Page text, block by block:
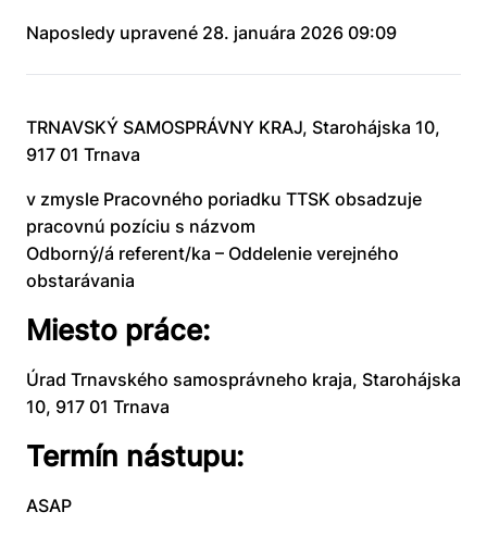
Naposledy upravené 28. januára 2026 09:09
TRNAVSKÝ SAMOSPRÁVNY KRAJ, Starohájska 10,
917 01 Trnava
v zmysle Pracovného poriadku TTSK obsadzuje
pracovnú pozíciu s názvom
Odborný/á referent/ka – Oddelenie verejného
obstarávania
Miesto práce:
Úrad Trnavského samosprávneho kraja, Starohájska
10, 917 01 Trnava
Termín nástupu:
ASAP